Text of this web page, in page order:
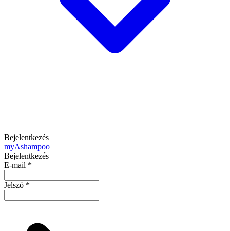
Bejelentkezés
myAshampoo
Bejelentkezés
E-mail *
Jelszó *